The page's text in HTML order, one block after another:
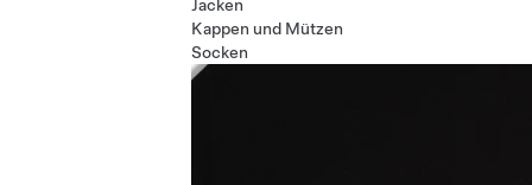
Jacken
Kappen und Mützen
Socken